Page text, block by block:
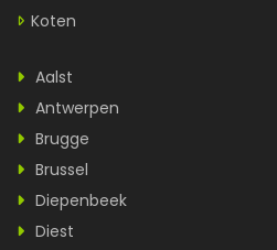
Koten
Aalst
Antwerpen
Brugge
Brussel
Diepenbeek
Diest